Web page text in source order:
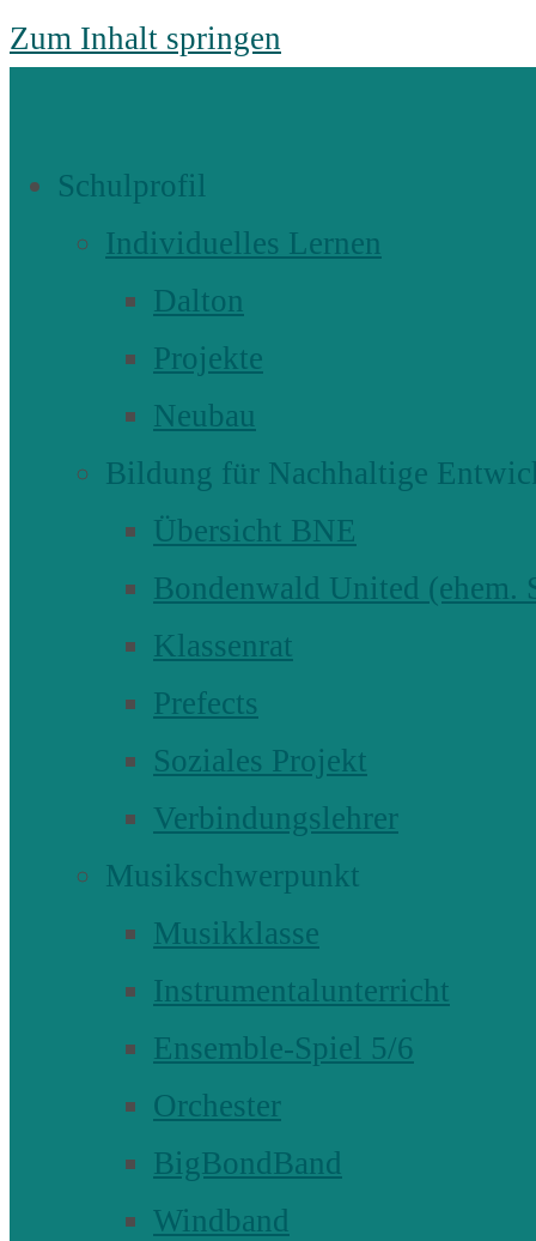
Zum Inhalt springen
Schulprofil
Individuelles Lernen
Dalton
Projekte
Neubau
Bildung für Nachhaltige
Übersicht BNE
Bondenwald United (ehem.
Klassenrat
Prefects
Soziales Projekt
Verbindungslehrer
Musikschwerpunkt
Musikklasse
Instrumentalunterricht
Ensemble-Spiel 5/6
Orchester
BigBondBand
Windband